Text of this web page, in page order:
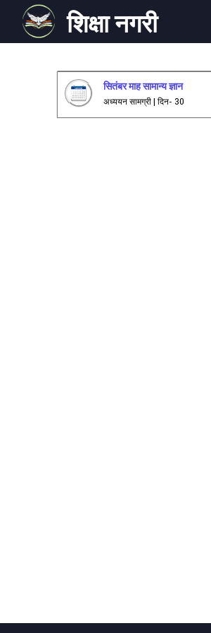
शिक्षा नगरी
सितंबर माह सामान्य ज्ञान
अध्ययन सामग्री | दिन- 30